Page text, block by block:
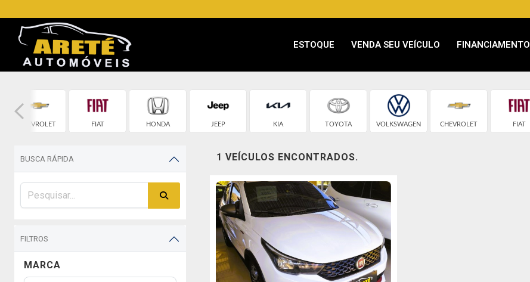
ESTOQUE VENDA SEU VEÍCULO FINANCIAMENTO
CHEVROLET FIAT HONDA JEEP KIA TOYOTA VOLKSWAGEN CHEVROLET FIAT
BUSCA RÁPIDA
FILTROS
MARCA
1 VEÍCULOS ENCONTRADOS.